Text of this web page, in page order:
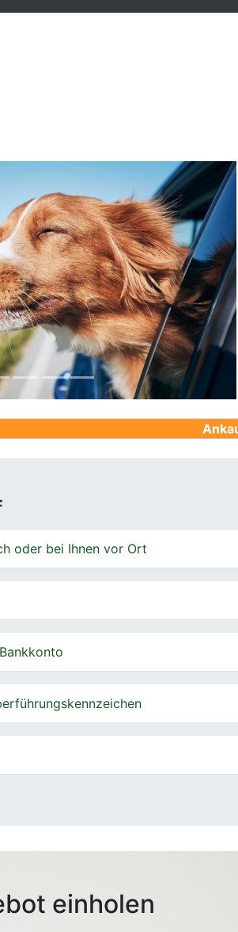
Ankauf von
oder bei Ihnen vor Ort
einholen